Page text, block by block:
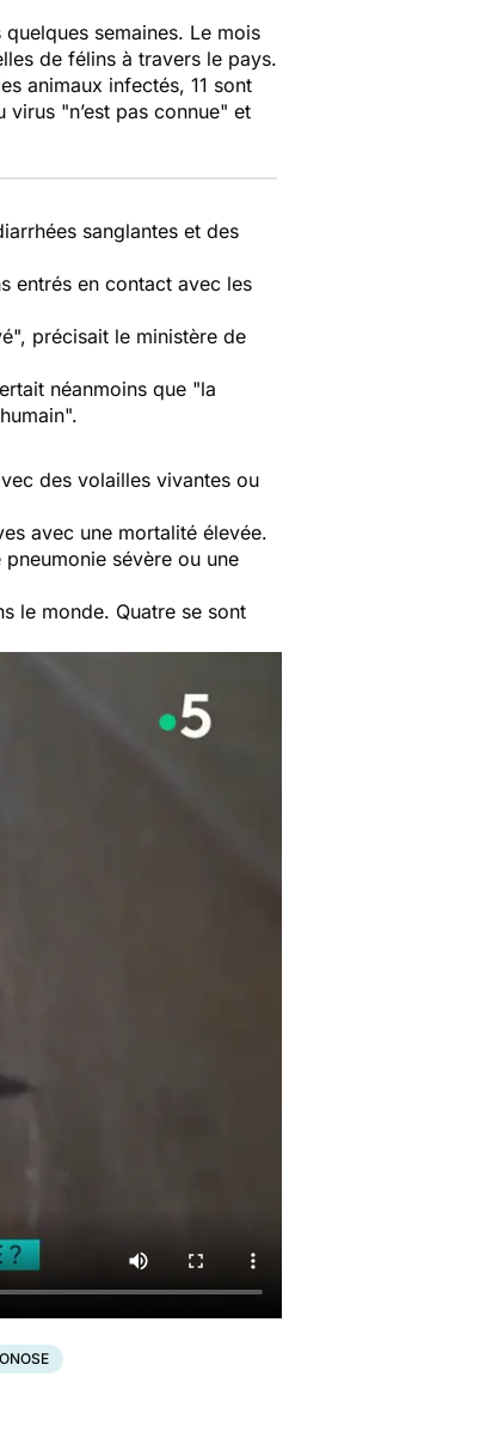
semaines. Le mois
de félins à travers le pays.
animaux infectés, 11 sont
virus "n’est pas connue" et
sanglantes et des
entrés en contact avec les
", précisait le ministère de
néanmoins que "la
".
des volailles vivantes ou
avec une mortalité élevée.
sévère ou une
le monde. Quatre se sont